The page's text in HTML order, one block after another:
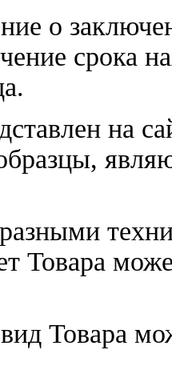
о
срока
на
Товара
Товара